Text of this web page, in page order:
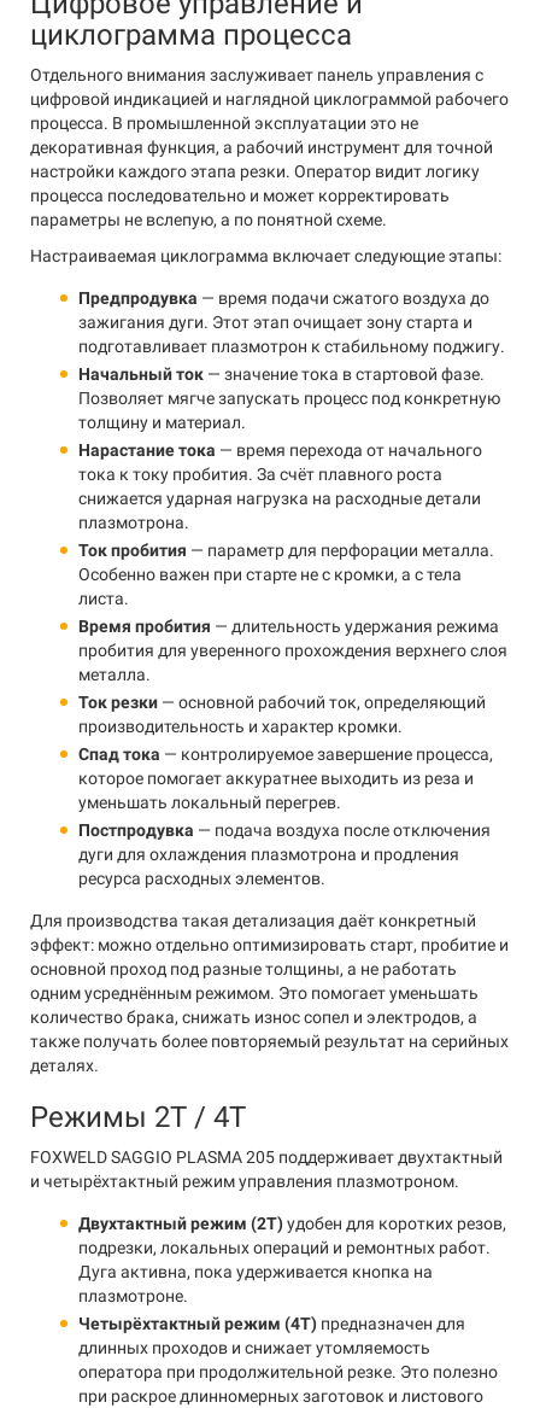
циклограмма процесса
Отдельного внимания заслуживает панель управления с
цифровой индикацией и наглядной циклограммой рабочего
процесса. В промышленной эксплуатации это не
декоративная функция, а рабочий инструмент для точной
настройки каждого этапа резки. Оператор видит логику
процесса последовательно и может корректировать
параметры не вслепую, а по понятной схеме.
Настраиваемая циклограмма включает следующие этапы:
Предпродувка — время подачи сжатого воздуха до
зажигания дуги. Этот этап очищает зону старта и
подготавливает плазмотрон к стабильному поджигу.
Начальный ток — значение тока в стартовой фазе.
Позволяет мягче запускать процесс под конкретную
толщину и материал.
Нарастание тока — время перехода от начального
тока к току пробития. За счёт плавного роста
снижается ударная нагрузка на расходные детали
плазмотрона.
Ток пробития — параметр для перфорации металла.
Особенно важен при старте не с кромки, а с тела
листа.
Время пробития — длительность удержания режима
пробития для уверенного прохождения верхнего слоя
металла.
Ток резки — основной рабочий ток, определяющий
производительность и характер кромки.
Спад тока — контролируемое завершение процесса,
которое помогает аккуратнее выходить из реза и
уменьшать локальный перегрев.
Постпродувка — подача воздуха после отключения
дуги для охлаждения плазмотрона и продления
ресурса расходных элементов.
Для производства такая детализация даёт конкретный
эффект: можно отдельно оптимизировать старт, пробитие и
основной проход под разные толщины, а не работать
одним усреднённым режимом. Это помогает уменьшать
количество брака, снижать износ сопел и электродов, а
также получать более повторяемый результат на серийных
деталях.
Режимы 2Т / 4Т
FOXWELD SAGGIO PLASMA 205 поддерживает двухтактный
и четырёхтактный режим управления плазмотроном.
Двухтактный режим (2T)удобен для коротких резов,
подрезки, локальных операций и ремонтных работ.
Дуга активна, пока удерживается кнопка на
плазмотроне.
Четырёхтактный режим (4T) предназначен для
длинных проходов и снижает утомляемость
оператора при продолжительной резке. Это полезно
при раскрое длинномерных заготовок и листового